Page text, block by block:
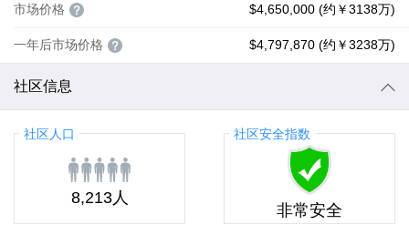
市场价格 $4,650,000 (约￥3138万)
一年后市场价格 $4,797,870 (约￥3238万)
社区信息
社区人口
8,213人
社区安全指数
非常安全